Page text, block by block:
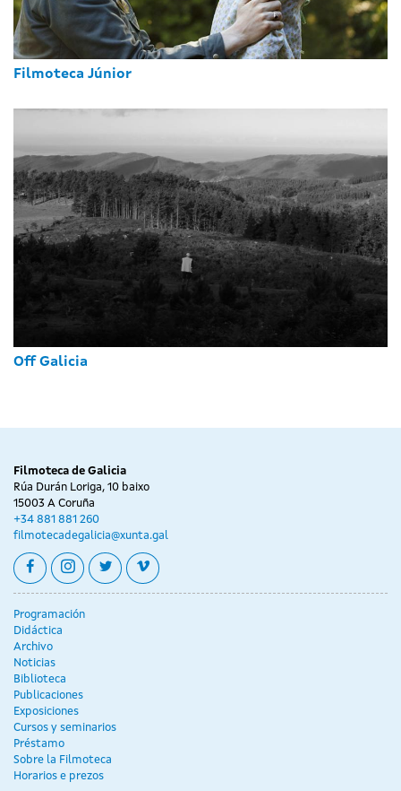
Filmoteca Júnior
Off Galicia
Filmoteca de Galicia
Rúa Durán Loriga, 10 baixo
15003 A Coruña
+34 881 881 260
filmotecadegalicia@xunta.gal
facebookinstagram
twittervimeo
Programación
Didáctica
Archivo
Noticias
Biblioteca
Publicaciones
Exposiciones
Cursos y seminarios
Préstamo
Sobre la Filmoteca
Horarios e prezos